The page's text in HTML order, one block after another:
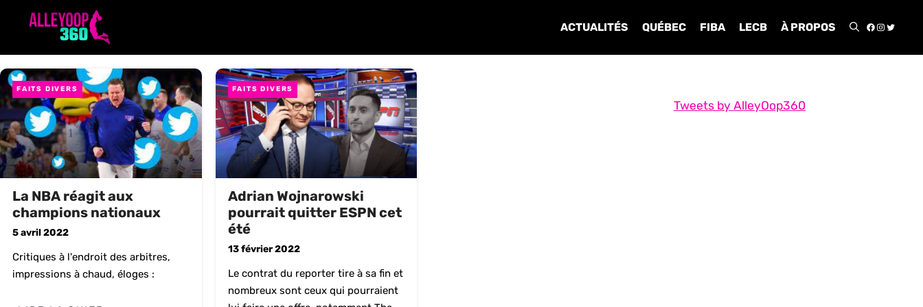
ACTUALITÉS QUÉBEC FIBA LECB À PROPOS
FAITS DIVERS
La NBA réagit aux
champions nationaux
5 avril 2022
Critiques à l'endroit des arbitres,
impressions à chaud, éloges :
FAITS DIVERS
Adrian Wojnarowski
pourrait quitter ESPN cet
été
13 février 2022
Le contrat du reporter tire à sa fin et
nombreux sont ceux qui pourraient
Tweets by AlleyOop360